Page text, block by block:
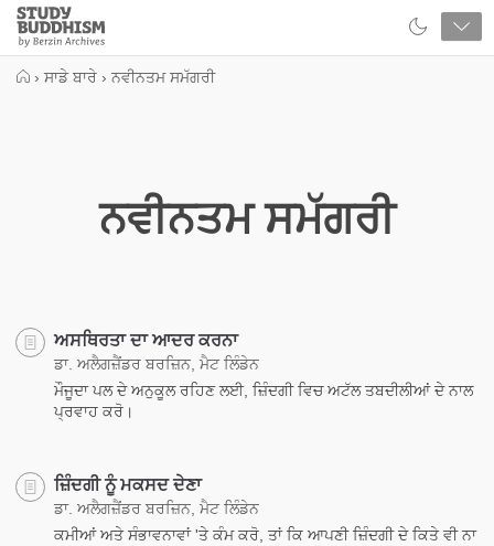
Close
Study
Buddhism
Home
› ਸਾਡੇ ਬਾਰੇ ›ਨਵੀਨਤਮ ਸਮੱਗਰੀ
ਨਵੀਨਤਮ ਸਮੱਗਰੀ
ਅਸਥਿਰਤਾ ਦਾ ਆਦਰ ਕਰਨਾ
ਡਾ. ਅਲੈਗਜ਼ੈਂਡਰ ਬਰਜ਼ਿਨ, ਮੈਟ ਲਿੰਡੇਨ
ਮੌਜੂਦਾ ਪਲ ਦੇ ਅਨੁਕੂਲ ਰਹਿਣ ਲਈ, ਜ਼ਿੰਦਗੀ ਵਿਚ ਅਟੱਲ ਤਬਦੀਲੀਆਂ ਦੇ ਨਾਲ
ਪ੍ਰਵਾਹ ਕਰੋ।
ਜ਼ਿੰਦਗੀ ਨੂੰ ਮਕਸਦ ਦੇਣਾ
ਡਾ. ਅਲੈਗਜ਼ੈਂਡਰ ਬਰਜ਼ਿਨ, ਮੈਟ ਲਿੰਡੇਨ
ਕਮੀਆਂ ਅਤੇ ਸੰਭਾਵਨਾਵਾਂ 'ਤੇ ਕੰਮ ਕਰੋ, ਤਾਂ ਕਿ ਆਪਣੀ ਜ਼ਿੰਦਗੀ ਦੇ ਕਿਤੇ ਵੀ ਨਾ